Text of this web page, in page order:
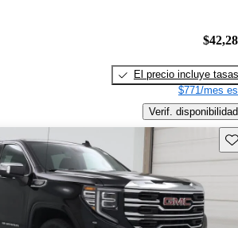
El precio incluye tasas
$771/mes
Verif. disponibilidad